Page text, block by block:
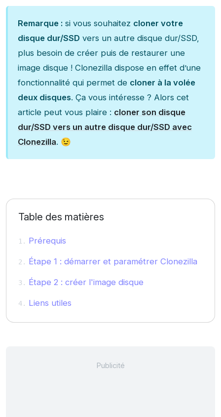
Remarque : si vous souhaitez cloner votre
disque dur/SSD vers un autre disque dur/SSD,
plus besoin de créer puis de restaurer une
image disque ! Clonezilla dispose en effet d’une
fonctionnalité qui permet de cloner à la volée
deux disques. Ça vous intéresse ? Alors cet
article peut vous plaire : cloner son disque
dur/SSD vers un autre disque dur/SSD avec
Clonezilla. 😉
Table des matières
Prérequis
Étape 1 : démarrer et paramétrer Clonezilla
Étape 2 : créer l'image disque
Liens utiles